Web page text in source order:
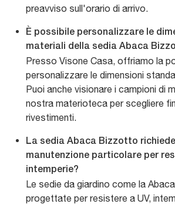
preavviso sull'orario di arrivo.
È possibile personalizzare le
materiali della sedia Abaca
Presso Visone Casa, offriamo la
personalizzare le dimensioni
Puoi anche visionare i campioni di
nostra materioteca per scegliere
rivestimenti.
La sedia Abaca Bizzotto
manutenzione particolare per
intemperie?
Le sedie da giardino come la
progettate per resistere a UV,